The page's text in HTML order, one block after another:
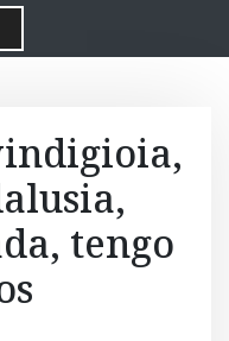
tengo